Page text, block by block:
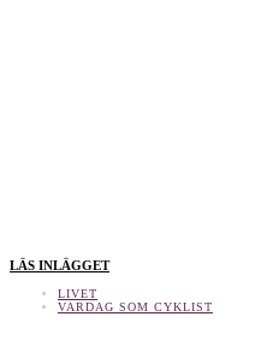
LÄS INLÄGGET
LIVET
VARDAG SOM CYKLIST